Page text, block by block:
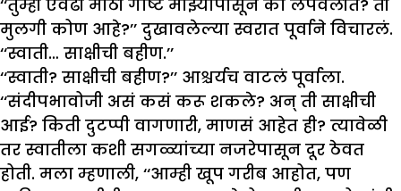
‘‘तुम्ही एवढी मोठी गोष्ट माझ्यापासून का लपवलीत? ती
मुलगी कोण आहे?’’ दुखावलेल्या स्वरात पूर्वाने विचारलं.
‘‘स्वाती… साक्षीची बहीण.’’
‘‘स्वाती? साक्षीची बहीण?’’ आश्चर्यच वाटलं पूर्वाला.
‘‘संदीपभावोजी असं कसं करू शकले? अन् ती साक्षीची
आई? किती दुटप्पी वागणारी, माणसं आहेत ही? त्यावेळी
तर स्वातीला कशी सगळ्यांच्या नजरेपासून दूर ठेवत
होती. मला म्हणाली, ‘‘आम्ही खूप गरीब आहोत, पण